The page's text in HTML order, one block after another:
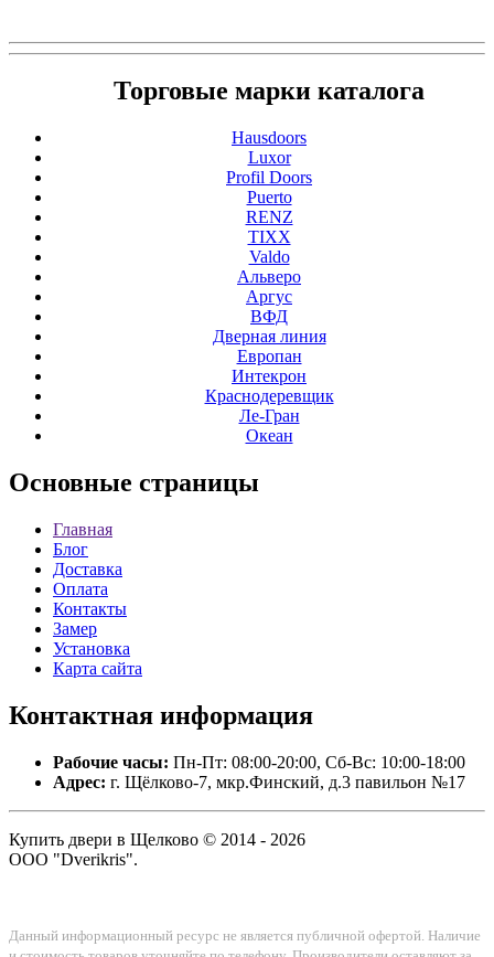
Торговые марки каталога
Hausdoors
Luxor
Profil Doors
Puerto
RENZ
TIXX
Valdo
Альверо
Аргус
ВФД
Дверная линия
Европан
Интекрон
Краснодеревщик
Ле-Гран
Океан
Основные страницы
Главная
Блог
Доставка
Оплата
Контакты
Замер
Установка
Карта сайта
Контактная информация
Рабочие часы: Пн-Пт: 08:00-20:00, Сб-Вс: 10:00-18:00
Адрес: г. Щёлково-7, мкр.Финский, д.3 павильон №17
Купить двери в Щелково © 2014 - 2026
ООО "Dverikris".
Данный информационный ресурс не является публичной офертой. Наличие